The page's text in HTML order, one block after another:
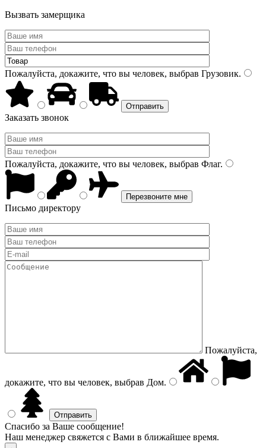
Вызвать замерщика
Пожалуйста, докажите, что вы человек, выбрав Грузовик.
Заказать звонок
Пожалуйста, докажите, что вы человек, выбрав Флаг.
Письмо директору
Пожалуйста,
докажите, что вы человек, выбрав Дом.
Спасибо за Ваше сообщение!
Наш менеджер свяжется с Вами в ближайшее время.